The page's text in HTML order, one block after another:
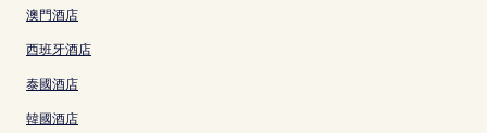
澳門酒店
西班牙酒店
泰國酒店
韓國酒店